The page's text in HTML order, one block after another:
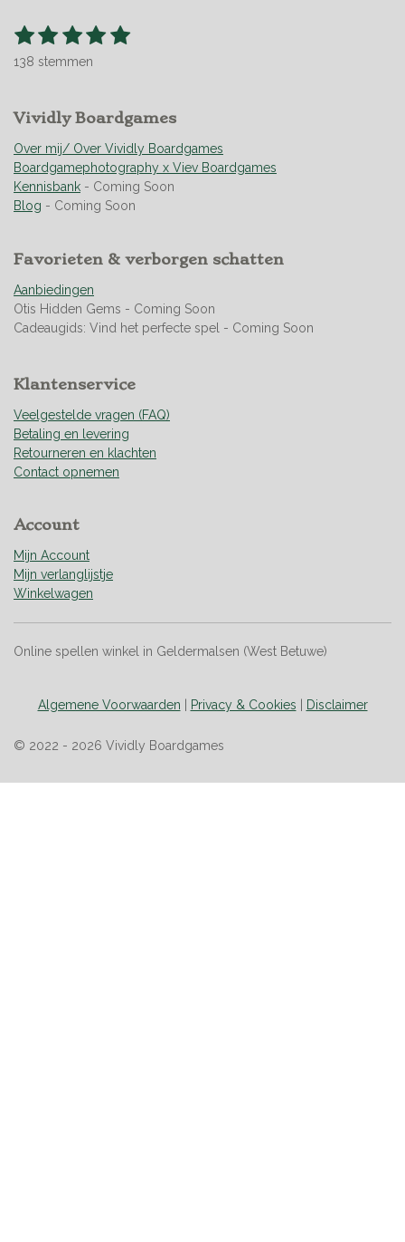
R
n
g
:
4
.
9
2
7
5
3
3
8
8
s
t
r
e
n
1
s
r
2
s
r
r
e
n
3
s
r
r
e
n
4
s
r
r
e
n
5
r
r
e
n
S
n
138 stemmen
Vividly Boardgames
Over mij/ Over Vividly Boardgames
Boardgamephotography x Viev Boardgames
Kennisbank - Coming Soon
Blog - Coming Soon
Favorieten & verborgen schatten
Aanbiedingen
Otis Hidden Gems - Coming Soon
Cadeaugids: Vind het perfecte spel - Coming Soon
Klantenservice
Veelgestelde vragen (FAQ)
Betaling en levering
Retourneren en klachten
Contact opnemen
Account
Mijn Account
Mijn verlanglijstje
Winkelwagen
Online spellen winkel in Geldermalsen (West Betuwe)
Algemene Voorwaarden Privacy & Cookies Disclaimer
© 2022 - 2026 Vividly Boardgames